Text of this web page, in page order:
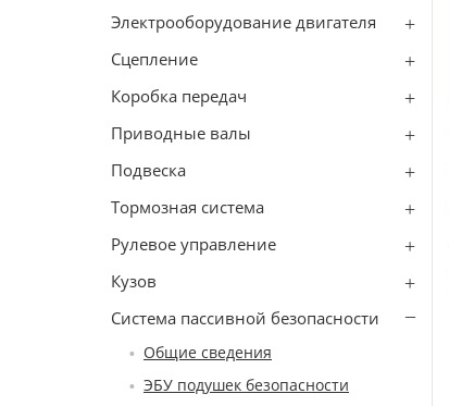
Электрооборудование двигателя
Сцепление
Коробка передач
Приводные валы
Подвеска
Тормозная система
Рулевое управление
Кузов
Система пассивной безопасности
Общие сведения
ЭБУ подушек безопасности